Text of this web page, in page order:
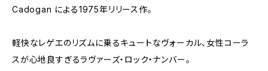
Cadogan による1975年リリース作。
軽快なレゲエのリズムに乗るキュートなヴォーカル、女性コーラ
スが心地良すぎるラヴァーズ・ロック・ナンバー。